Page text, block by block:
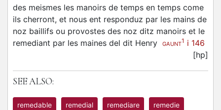
des meismes les manoirs de temps en temps come
ils cherront, et nous ent responduz par les mains de
noz baillifs ou provostes des noz ditz manoirs et le
remediant par les maines del dit Henry
GAUNT1 i 146
[hp]
SEE ALSO:
remedable remedial remediare remedie